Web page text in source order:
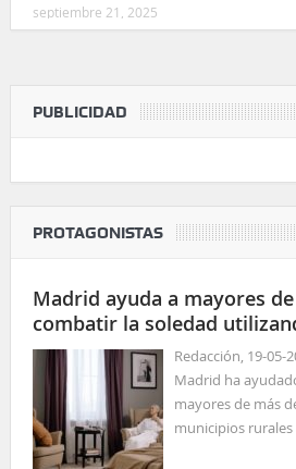
septiembre 21, 2025
PUBLICIDAD
PROTAGONISTAS
Madrid ayuda a mayores
combatir la soledad
para las relaciones sociales
Redacción, 19-05-
Madrid ha
mayores de más
municipios